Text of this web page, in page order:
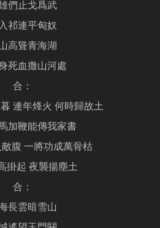
們止戈爲武
祁連平匈奴
高聳青海湖
死血撒山河處
合：
連年烽火 何時歸故土
加鞭能傳我家書
腹 一將功成萬骨枯
掛起 夜襲揚塵土
合：
長雲暗雪山